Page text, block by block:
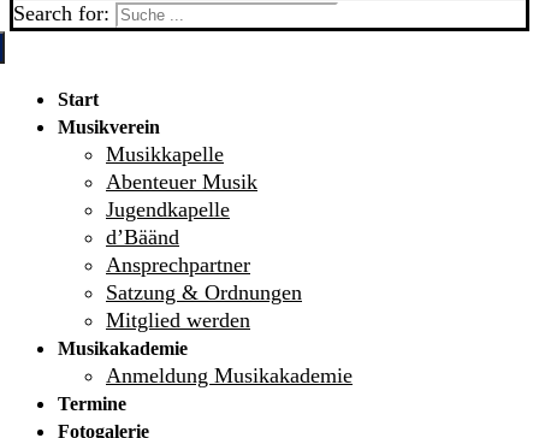
Search for:
Start
Musikverein
Musikkapelle
Abenteuer Musik
Jugendkapelle
d’Bäänd
Ansprechpartner
Satzung & Ordnungen
Mitglied werden
Musikakademie
Anmeldung Musikakademie
Termine
Fotogalerie